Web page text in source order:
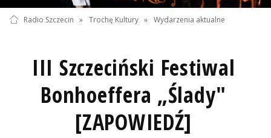
Radio Szczecin » Trochę Kultury » Wydarzenia aktualne
III Szczeciński Festiwal
Bonhoeffera „Ślady"
[ZAPOWIEDŹ]